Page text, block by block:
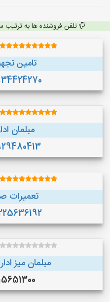
تلفن فروشنده ها به ترتیب
تامین
مبلمان
تعمیرات
مبلمان میز